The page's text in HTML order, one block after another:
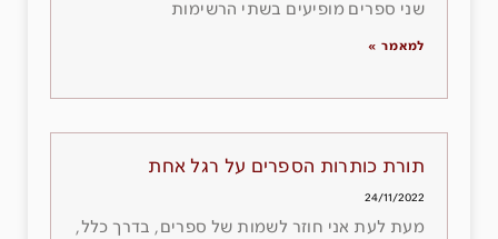
שני ספרים מופיעים בשתי הרשימות
למאמר »
תורת כותרות הספרים על רגל אחת
24/11/2022
מעת לעת אני חוזר לשמות של ספרים, בדרך כלל,